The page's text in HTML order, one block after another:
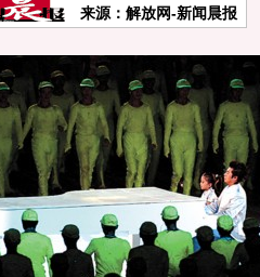
来源：解放网-新闻晨报